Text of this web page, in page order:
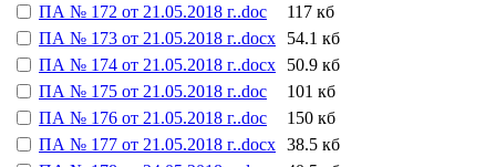
ПА № 172 от 21.05.2018 г..doc
117 кб
ПА № 173 от 21.05.2018 г..docx
54.1 кб
ПА № 174 от 21.05.2018 г..docx
50.9 кб
ПА № 175 от 21.05.2018 г..doc
101 кб
ПА № 176 от 21.05.2018 г..doc
150 кб
ПА № 177 от 21.05.2018 г..docx 38.5 кб